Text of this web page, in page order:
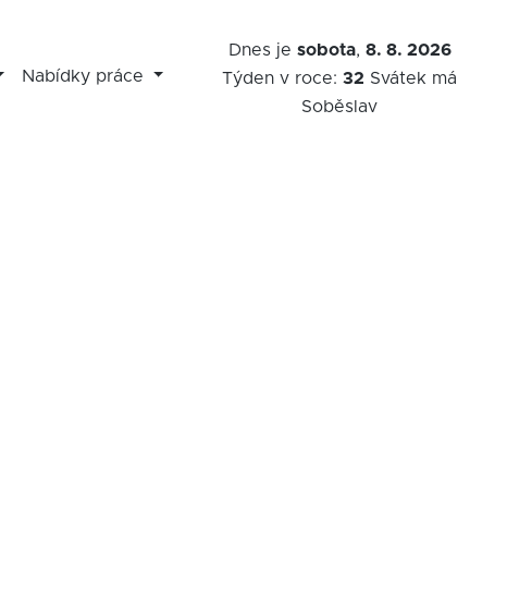
Nabídky práce
Dnes je sobota, 8. 8. 2026
Týden v roce:32 Svátek má
Soběslav